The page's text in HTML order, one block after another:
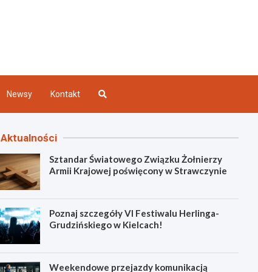
Newsy Kontakt
Aktualności
Sztandar Światowego Związku Żołnierzy
Armii Krajowej poświęcony w Strawczynie
Poznaj szczegóły VI Festiwalu Herlinga-
Grudzińskiego w Kielcach!
Weekendowe przejazdy komunikacją